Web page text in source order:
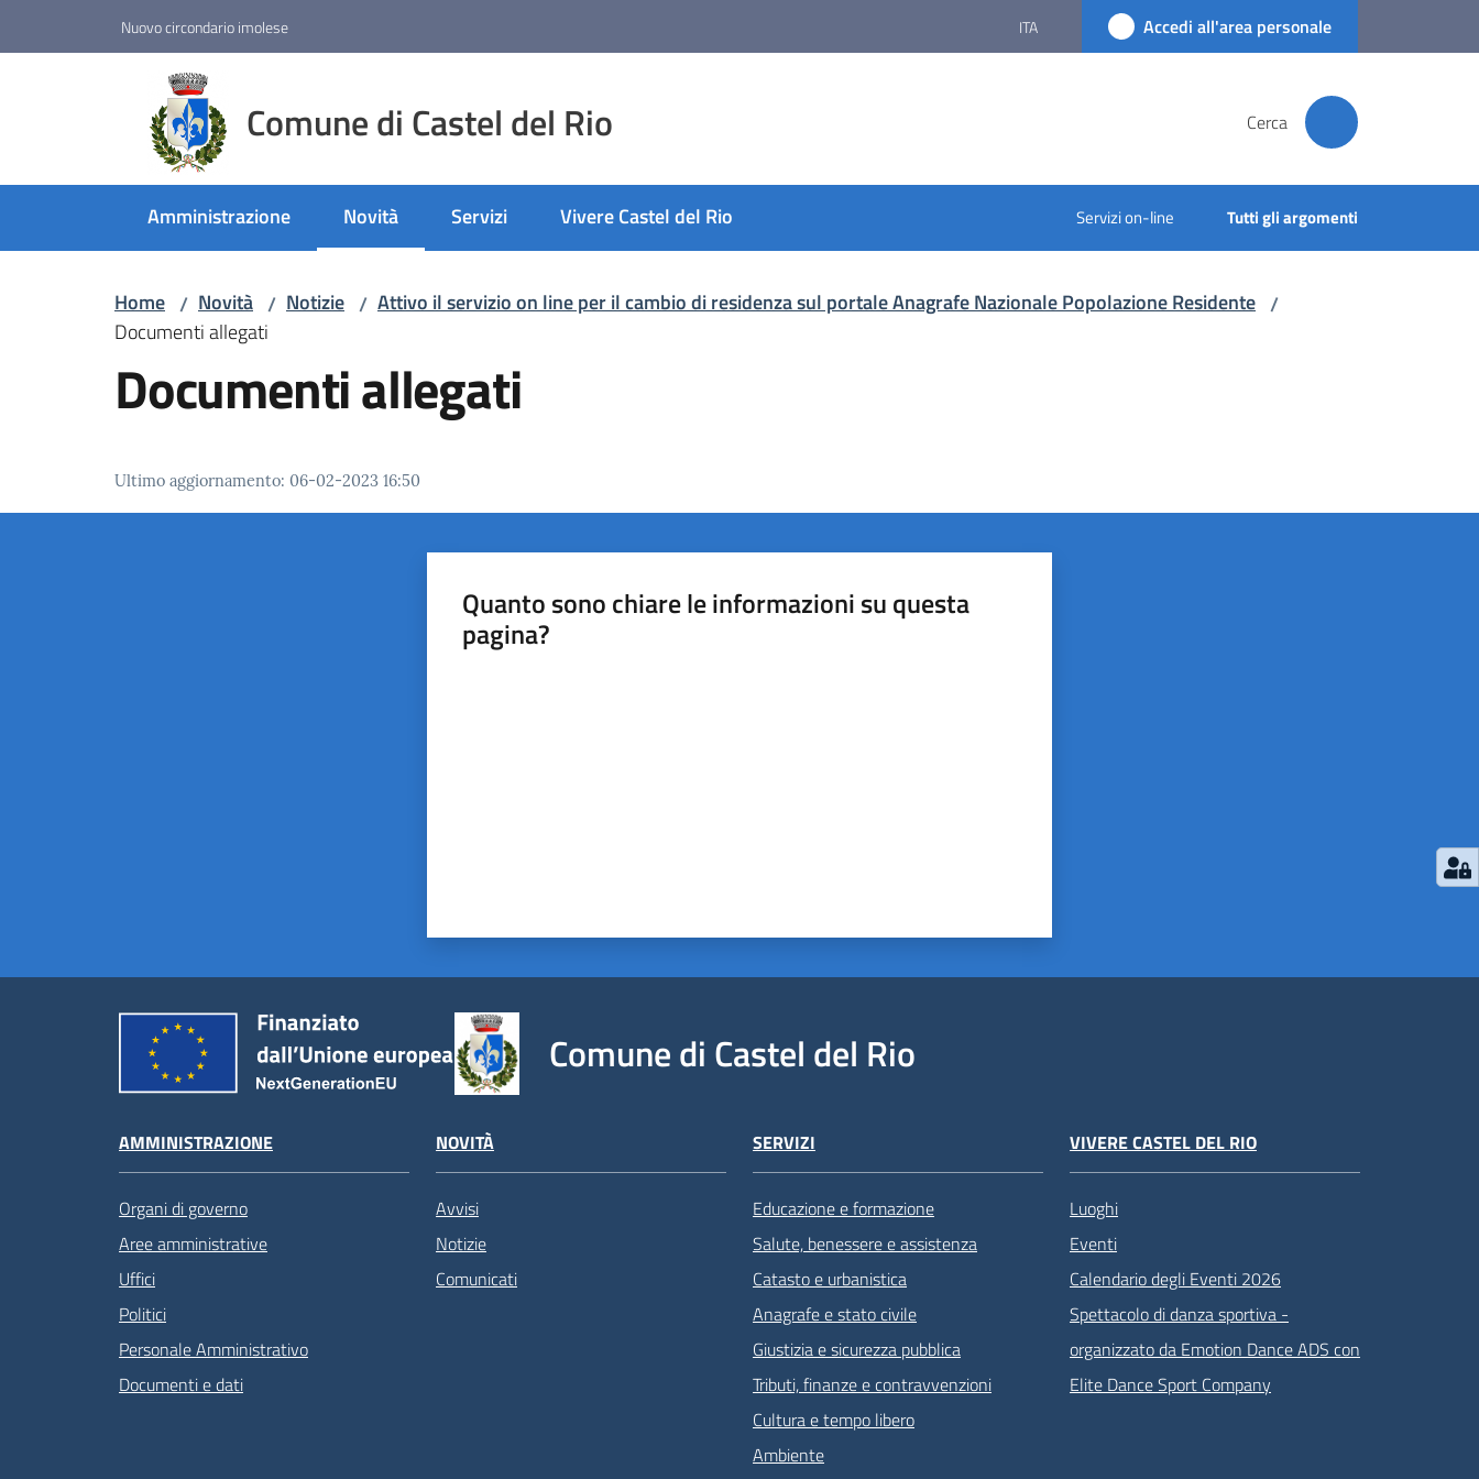
Nuovo circondario imolese ITA Accedi all'area personale
Comune di Castel del Rio Cerca
Amministrazione Novità
Menu selezionato
Servizi Vivere Castel del Rio Servizi on-line Tutti gli argomenti
Home / Novità / Notizie / Attivo il servizio on line per il cambio di residenza sul portale Anagrafe Nazionale Popolazione Residente /
Documenti allegati
Documenti allegati
Ultimo aggiornamento: 06-02-2023 16:50
Quanto sono chiare le informazioni su questa
pagina?
Comune di Castel del Rio
AMMINISTRAZIONE
Organi di governo
Aree amministrative
Uffici
Politici
Personale Amministrativo
Documenti e dati
NOVITÀ
Avvisi
Notizie
Comunicati
SERVIZI
Educazione e formazione
Salute, benessere e assistenza
Catasto e urbanistica
Anagrafe e stato civile
Giustizia e sicurezza pubblica
Tributi, finanze e contravvenzioni
Cultura e tempo libero
Ambiente
VIVERE CASTEL DEL RIO
Luoghi
Eventi
Calendario degli Eventi 2026
Spettacolo di danza sportiva -
organizzato da Emotion Dance ADS con
Elite Dance Sport Company